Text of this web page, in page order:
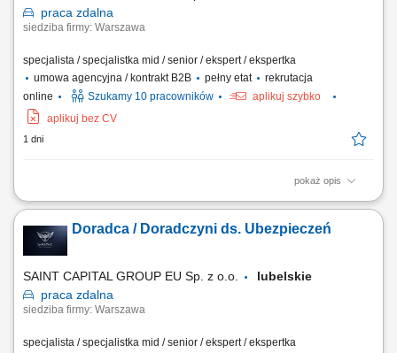
praca zdalna
siedziba firmy: Warszawa
specjalista / specjalistka mid / senior / ekspert / ekspertka
umowa agencyjna / kontrakt B2B
pełny etat
rekrutacja
online
Szukamy 10 pracowników
aplikuj szybko
aplikuj bez CV
1 dni
pokaż opis
Opis stanowiska: Kompleksowa obsługa klientów w zakresie produktów
pozyskiwanie nowych klientów. Analiza potrzeb i przygotowywanie
indywidualnych rozwiązań ubezpieczeniowych. Budowanie pozycji
Doradca / Doradczyni ds. Ubezpieczeń
SAINT CAPITAL GROUP EU Sp. z o.o.
lubelskie
praca zdalna
siedziba firmy: Warszawa
specjalista / specjalistka mid / senior / ekspert / ekspertka